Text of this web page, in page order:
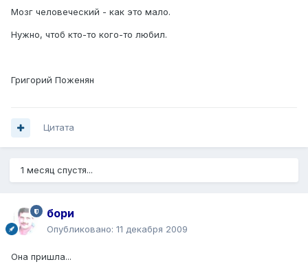
Мозг человеческий - как это мало.
Нужно, чтоб кто-то кого-то любил.
Григорий Поженян
Цитата
1 месяц спустя...
бори
Опубликовано: 11 декабря 2009
Она пришла...